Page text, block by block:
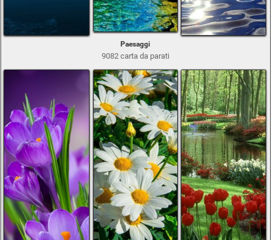
Paesaggi
9082 carta da parati